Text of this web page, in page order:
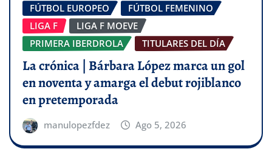
FÚTBOL EUROPEO
FÚTBOL FEMENINO
LIGA F
LIGA F MOEVE
PRIMERA IBERDROLA
TITULARES DEL DÍA
La crónica | Bárbara López marca un gol
en noventa y amarga el debut rojiblanco
en pretemporada
manulopezfdez Ago 5, 2026